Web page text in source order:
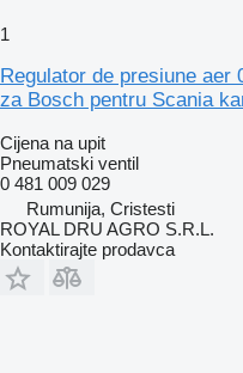
1
Regulator de presiune aer
za Bosch pentru Scania
Cijena na upit
Pneumatski ventil
0 481 009 029
Rumunija, Cristesti
ROYAL DRU AGRO S.R.L.
Kontaktirajte prodavca